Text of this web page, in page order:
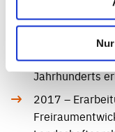
alleiniger
komplementär
Bestrebungen,
technische
Jahrhunderts
2017 –